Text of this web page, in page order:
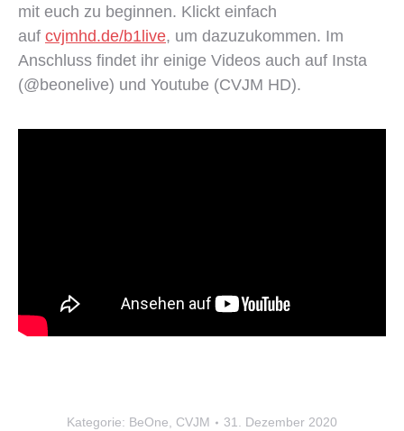
mit euch zu beginnen. Klickt einfach
auf cvjmhd.de/b1live, um dazuzukommen. Im
Anschluss findet ihr einige Videos auch auf Insta
(@beonelive) und Youtube (CVJM HD).
Kategorie: BeOne, CVJM 31. Dezember 2020